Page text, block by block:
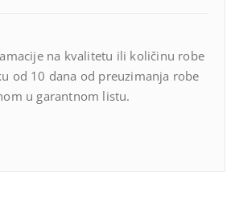
na kvalitetu ili količinu robe
od 10 dana od preuzimanja robe
u garantnom listu.